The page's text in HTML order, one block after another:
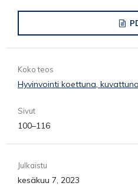
Koko teos
Hyvinvointi koettuna,
Sivut
100–116
Julkaistu
kesäkuu 7, 2023